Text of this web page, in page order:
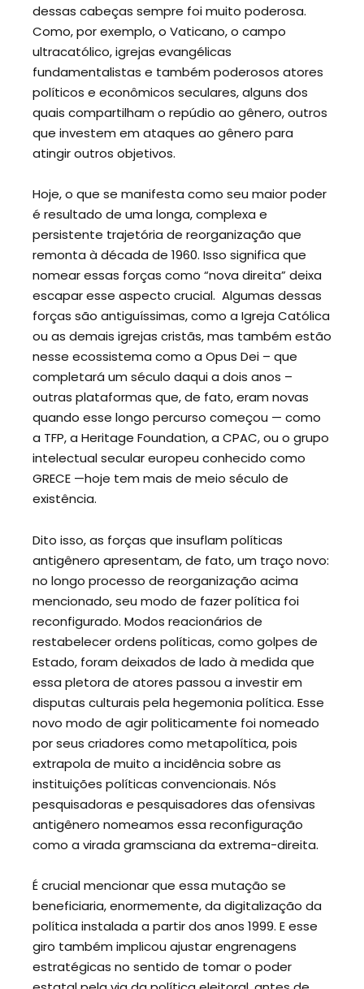
dessas cabeças sempre foi muito poderosa.
Como, por exemplo, o Vaticano, o campo
ultracatólico, igrejas evangélicas
fundamentalistas e também poderosos atores
políticos e econômicos seculares, alguns dos
quais compartilham o repúdio ao gênero, outros
que investem em ataques ao gênero para
atingir outros objetivos.
Hoje, o que se manifesta como seu maior poder
é resultado de uma longa, complexa e
persistente trajetória de reorganização que
remonta à década de 1960. Isso significa que
nomear essas forças como “nova direita” deixa
escapar esse aspecto crucial. Algumas dessas
forças são antiguíssimas, como a Igreja Católica
ou as demais igrejas cristãs, mas também estão
nesse ecossistema como a Opus Dei – que
completará um século daqui a dois anos –
outras plataformas que, de fato, eram novas
quando esse longo percurso começou — como
a TFP, a Heritage Foundation, a CPAC, ou o grupo
intelectual secular europeu conhecido como
GRECE —hoje tem mais de meio século de
existência.
Dito isso, as forças que insuflam políticas
antigênero apresentam, de fato, um traço novo:
no longo processo de reorganização acima
mencionado, seu modo de fazer política foi
reconfigurado. Modos reacionários de
restabelecer ordens políticas, como golpes de
Estado, foram deixados de lado à medida que
essa pletora de atores passou a investir em
disputas culturais pela hegemonia política. Esse
novo modo de agir politicamente foi nomeado
por seus criadores como metapolítica, pois
extrapola de muito a incidência sobre as
instituições políticas convencionais. Nós
pesquisadoras e pesquisadores das ofensivas
antigênero nomeamos essa reconfiguração
como a virada gramsciana da extrema-direita.
É crucial mencionar que essa mutação se
beneficiaria, enormemente, da digitalização da
política instalada a partir dos anos 1999. E esse
giro também implicou ajustar engrenagens
estratégicas no sentido de tomar o poder